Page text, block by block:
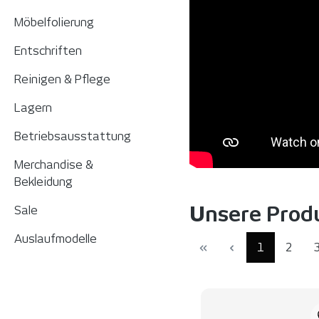
Möbelfolierung
Entschriften
Reinigen & Pflege
Lagern
Betriebsausstattung
Merchandise &
Bekleidung
Sale
Auslaufmodelle
Unsere
Seite
1 Seite
2 3